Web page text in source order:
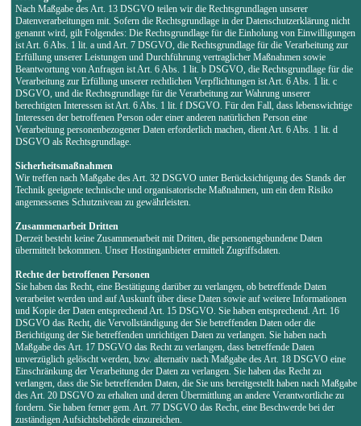
Nach Maßgabe des Art. 13 DSGVO teilen wir die Rechtsgrundlagen unserer
Datenverarbeitungen mit. Sofern die Rechtsgrundlage in der Datenschutzerklärung nicht
genannt wird, gilt Folgendes: Die Rechtsgrundlage für die Einholung von Einwilligungen
ist Art. 6 Abs. 1 lit. a und Art. 7 DSGVO, die Rechtsgrundlage für die Verarbeitung zur
Erfüllung unserer Leistungen und Durchführung vertraglicher Maßnahmen sowie
Beantwortung von Anfragen ist Art. 6 Abs. 1 lit. b DSGVO, die Rechtsgrundlage für die
Verarbeitung zur Erfüllung unserer rechtlichen Verpflichtungen ist Art. 6 Abs. 1 lit. c
DSGVO, und die Rechtsgrundlage für die Verarbeitung zur Wahrung unserer
berechtigten Interessen ist Art. 6 Abs. 1 lit. f DSGVO. Für den Fall, dass lebenswichtige
Interessen der betroffenen Person oder einer anderen natürlichen Person eine
Verarbeitung personenbezogener Daten erforderlich machen, dient Art. 6 Abs. 1 lit. d
DSGVO als Rechtsgrundlage.
Sicherheitsmaßnahmen
Wir treffen nach Maßgabe des Art. 32 DSGVO unter Berücksichtigung des Stands der
Technik geeignete technische und organisatorische Maßnahmen, um ein dem Risiko
angemessenes Schutzniveau zu gewährleisten.
Zusammenarbeit Dritten
Derzeit besteht keine Zusammenarbeit mit Dritten, die personengebundene Daten
übermittelt bekommen. Unser Hostinganbieter ermittelt Zugriffsdaten.
Rechte der betroffenen Personen
Sie haben das Recht, eine Bestätigung darüber zu verlangen, ob betreffende Daten
verarbeitet werden und auf Auskunft über diese Daten sowie auf weitere Informationen
und Kopie der Daten entsprechend Art. 15 DSGVO. Sie haben entsprechend. Art. 16
DSGVO das Recht, die Vervollständigung der Sie betreffenden Daten oder die
Berichtigung der Sie betreffenden unrichtigen Daten zu verlangen. Sie haben nach
Maßgabe des Art. 17 DSGVO das Recht zu verlangen, dass betreffende Daten
unverzüglich gelöscht werden, bzw. alternativ nach Maßgabe des Art. 18 DSGVO eine
Einschränkung der Verarbeitung der Daten zu verlangen. Sie haben das Recht zu
verlangen, dass die Sie betreffenden Daten, die Sie uns bereitgestellt haben nach Maßgabe
des Art. 20 DSGVO zu erhalten und deren Übermittlung an andere Verantwortliche zu
fordern. Sie haben ferner gem. Art. 77 DSGVO das Recht, eine Beschwerde bei der
zuständigen Aufsichtsbehörde einzureichen.